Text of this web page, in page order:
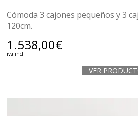
Cómoda 3 cajones pequeños y 3
120cm.
1.538,00€
iva incl.
VER